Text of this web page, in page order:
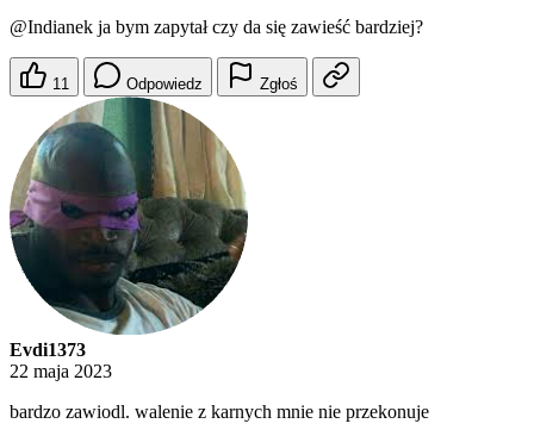
@Indianek ja bym zapytał czy da się zawieść bardziej?
11 Odpowiedz Zgłoś
Evdi1373
22 maja 2023
bardzo zawiodl. walenie z karnych mnie nie przekonuje